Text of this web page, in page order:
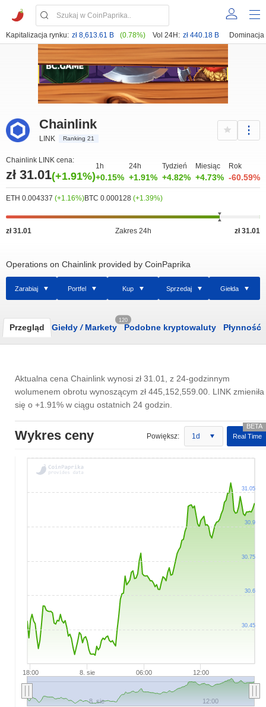
Kapitalizacja rynku: zł 8,613.61 B (0.78%) Vol 24H: zł 440.18 B Dominacja
Chainlink
LINK Ranking 21
Chainlink LINK cena:
zł 31.01(+1.91%)
1h
+0.15%
24h
+1.91%
Tydzień
+4.82%
Miesiąc
+4.73%
Rok
-60.59%
ETH 0.004337 (+1.16%)BTC 0.000128 (+1.39%)
zł 31.01 Zakres 24h zł 31.01
Operations on Chainlink provided by CoinPaprika
Zarabiaj Portfel Kup Sprzedaj Giełda
Przegląd Giełdy /Markety
120
Podobne kryptowaluty Płynność
Aktualna cena Chainlink wynosi zł 31.01
, z 24-godzinnym
wolumenem obrotu wynoszącym zł 445,152,559.00 . LINK zmieniła
się o +1.91% w ciągu ostatnich 24 godzin.
Wykres ceny Powiększ: 1d Real Time
18:00 8. sie 06:00 12:00
8. sie 12:00
30.45
30.6
30.75
30.9
31.05